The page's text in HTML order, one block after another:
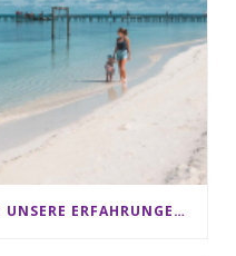
CLUB MED KANI MALEDIVEN: UNSERE ERFAHRUNGEN IM ALL-INCLUSIVE PARADIES